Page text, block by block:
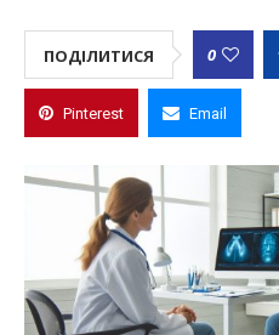
ПОДІЛИТИСЯ 0
Pinterest Email